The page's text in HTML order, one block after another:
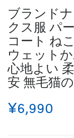
ブランド
クス服 パ
コート ね
ウェット
心地よい
安 無毛猫
¥6,990